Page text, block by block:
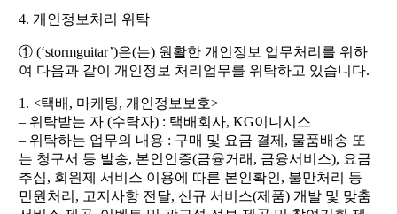
4. 개인정보처리 위탁
① (‘stormguitar’)은(는) 원활한 개인정보 업무처리를 위하
여 다음과 같이 개인정보 처리업무를 위탁하고 있습니다.
1. <택배, 마케팅, 개인정보보호>
– 위탁받는 자 (수탁자) : 택배회사, KG이니시스
– 위탁하는 업무의 내용 : 구매 및 요금 결제, 물품배송 또
는 청구서 등 발송, 본인인증(금융거래, 금융서비스), 요금
추심, 회원제 서비스 이용에 따른 본인확인, 불만처리 등
민원처리, 고지사항 전달, 신규 서비스(제품) 개발 및 맞춤